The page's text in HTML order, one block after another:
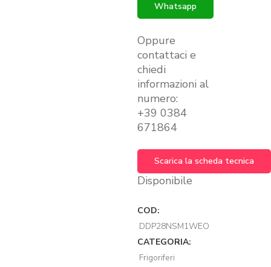
Whatsapp
Oppure
contattaci e
chiedi
informazioni al
numero:
+39 0384
671864
Scarica la scheda tecnica
Disponibile
COD:
DDP28NSM1WEO
CATEGORIA:
Frigoriferi